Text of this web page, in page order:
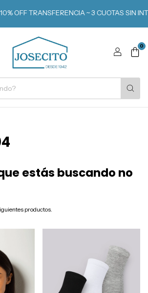
10% OFF TRANSFERENCIA ~ 3 CUOTAS SIN
0
estás buscando no
productos.